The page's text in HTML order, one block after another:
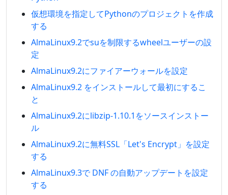
仮想環境を指定してPythonのプロジェクトを作成
する
AlmaLinux9.2でsuを制限するwheelユーザーの設
定
AlmaLinux9.2にファイアーウォールを設定
AlmaLinux9.2 をインストールして最初にするこ
と
AlmaLinux9.2にlibzip-1.10.1をソースインストー
ル
AlmaLinux9.2に無料SSL「Let's Encrypt」を設定
する
AlmaLinux9.3で DNF の自動アップデートを設定
する